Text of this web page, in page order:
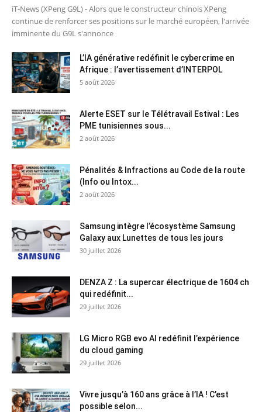
iT-News (XPeng G9L) - Alors que le constructeur chinois XPeng
continue de renforcer ses positions sur le marché européen, l'arrivée
imminente du G9L s'annonce
L’IA générative redéfinit le cybercrime en
Afrique : l’avertissement d’INTERPOL
5 août 2026
Alerte ESET sur le Télétravail Estival : Les
PME tunisiennes sous...
2 août 2026
Pénalités & Infractions au Code de la route
(Info ou Intox...
2 août 2026
Samsung intègre l’écosystème Samsung
Galaxy aux Lunettes de tous les jours
30 juillet 2026
DENZA Z : La supercar électrique de 1604 ch
qui redéfinit...
29 juillet 2026
LG Micro RGB evo AI redéfinit l’expérience
du cloud gaming
29 juillet 2026
Vivre jusqu’à 160 ans grâce à l’IA ! C’est
possible selon...